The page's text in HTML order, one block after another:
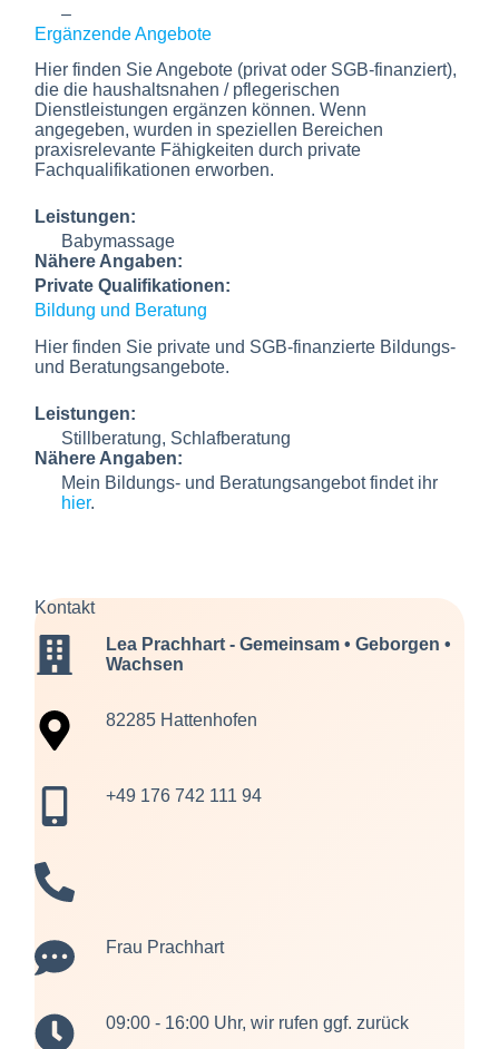
–
Ergänzende Angebote
Hier finden Sie Angebote (privat oder SGB-finanziert),
die die haushaltsnahen / pflegerischen
Dienstleistungen ergänzen können. Wenn
angegeben, wurden in speziellen Bereichen
praxisrelevante Fähigkeiten durch private
Fachqualifikationen erworben.
Leistungen:
Babymassage
Nähere Angaben:
Private Qualifikationen:
Bildung und Beratung
Hier finden Sie private und SGB-finanzierte Bildungs-
und Beratungsangebote.
Leistungen:
Stillberatung, Schlafberatung
Nähere Angaben:
Mein Bildungs- und Beratungsangebot findet ihr
hier.
Kontakt
Lea Prachhart - Gemeinsam • Geborgen •
Wachsen
82285 Hattenhofen
+49 176 742 111 94
Frau Prachhart
09:00 - 16:00 Uhr, wir rufen ggf. zurück